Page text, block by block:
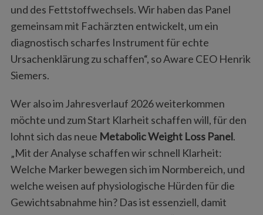
und des Fettstoffwechsels. Wir haben das Panel
gemeinsam mit Fachärzten entwickelt, um ein
diagnostisch scharfes Instrument für echte
Ursachenklärung zu schaffen“, so Aware CEO Henrik
Siemers.
Wer also im Jahresverlauf 2026 weiterkommen
möchte und zum Start Klarheit schaffen will, für den
lohnt sich das neue Metabolic Weight Loss Panel.
„Mit der Analyse schaffen wir schnell Klarheit:
Welche Marker bewegen sich im Normbereich, und
welche weisen auf physiologische Hürden für die
Gewichtsabnahme hin? Das ist essenziell, damit